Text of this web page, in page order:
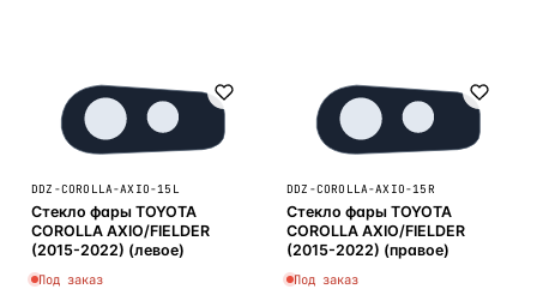
DDZ-COROLLA-AXIO-15L
Стекло фары TOYOTA
COROLLA AXIO/FIELDER
(2015-2022) (левое)
Под заказ
DDZ-COROLLA-AXIO-15R
Стекло фары TOYOTA
COROLLA AXIO/FIELDER
(2015-2022) (правое)
Под заказ